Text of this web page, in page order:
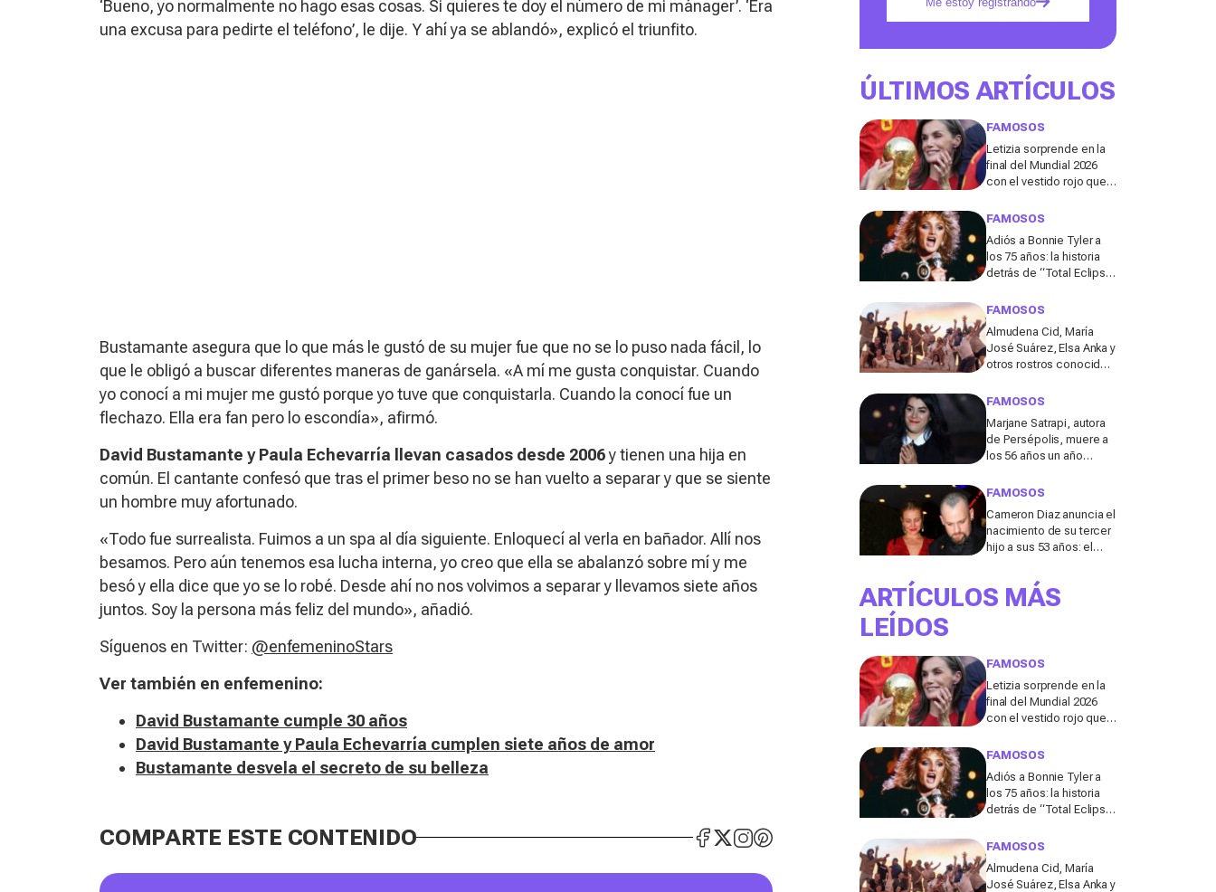
‘Bueno, yo normalmente no hago esas cosas. Si quieres te doy el número de mi mánager’. ‘Era
una excusa para pedirte el teléfono’, le dije. Y ahí ya se ablandó», explicó el triunfito.
Bustamante asegura que lo que más le gustó de su mujer fue que no se lo puso nada fácil, lo
que le obligó a buscar diferentes maneras de ganársela. «A mí me gusta conquistar. Cuando
yo conocí a mi mujer me gustó porque yo tuve que conquistarla. Cuando la conocí fue un
flechazo. Ella era fan pero lo escondía», afirmó.
David Bustamante y Paula Echevarría llevan casados desde 2006y tienen una hija en
común. El cantante confesó que tras el primer beso no se han vuelto a separar y que se siente
un hombre muy afortunado.
«Todo fue surrealista. Fuimos a un spa al día siguiente. Enloquecí al verla en bañador. Allí nos
besamos. Pero aún tenemos esa lucha interna, yo creo que ella se abalanzó sobre mí y me
besó y ella dice que yo se lo robé. Desde ahí no nos volvimos a separar y llevamos siete años
juntos. Soy la persona más feliz del mundo», añadió.
Síguenos en Twitter: @enfemeninoStars
Ver también en enfemenino:
David Bustamante cumple 30 años
David Bustamante y Paula Echevarría cumplen siete años de amor
Bustamante desvela el secreto de su belleza
COMPARTE ESTE CONTENIDO
ÚLTIMOS ARTÍCULOS
FAMOSOS
Letizia sorprende en la
final del Mundial 2026
con el vestido rojo que
de los 50
FAMOSOS
Adiós a Bonnie Tyler a
los 75 años: la historia
detrás de “Total Eclipse
que la hizo eterna
FAMOSOS
Almudena Cid, María
José Suárez, Elsa Anka y
otros rostros conocidos
segunda edición de
Desierto'
FAMOSOS
Marjane Satrapi, autora
de Persépolis, muere a
los 56 años un año
de su marido
FAMOSOS
Cameron Diaz anuncia el
nacimiento de su tercer
hijo a sus 53 años: el
anuncio que todos
comentan
ARTÍCULOS MÁS
LEÍDOS
FAMOSOS
Letizia sorprende en la
final del Mundial 2026
con el vestido rojo que
de los 50
FAMOSOS
Adiós a Bonnie Tyler a
los 75 años: la historia
detrás de “Total Eclipse
que la hizo eterna
FAMOSOS
Almudena Cid, María
José Suárez, Elsa Anka y